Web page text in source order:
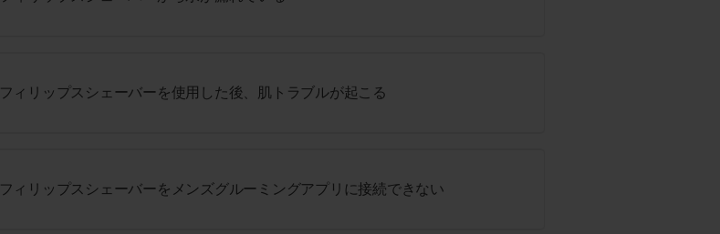
フィリップスシェーバーを使用した後、肌トラブルが起こる
フィリップスシェーバーをメンズグルーミングアプリに接続できない